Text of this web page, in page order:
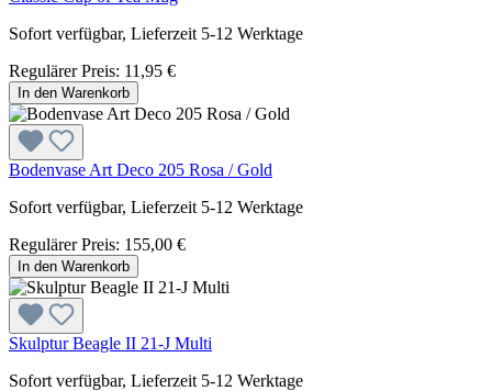
Sofort verfügbar, Lieferzeit 5-12 Werktage
Regulärer Preis: 11,95 €
In den Warenkorb
Bodenvase Art Deco 205 Rosa / Gold
Sofort verfügbar, Lieferzeit 5-12 Werktage
Regulärer Preis: 155,00 €
In den Warenkorb
Skulptur Beagle II 21-J Multi
Sofort verfügbar, Lieferzeit 5-12 Werktage